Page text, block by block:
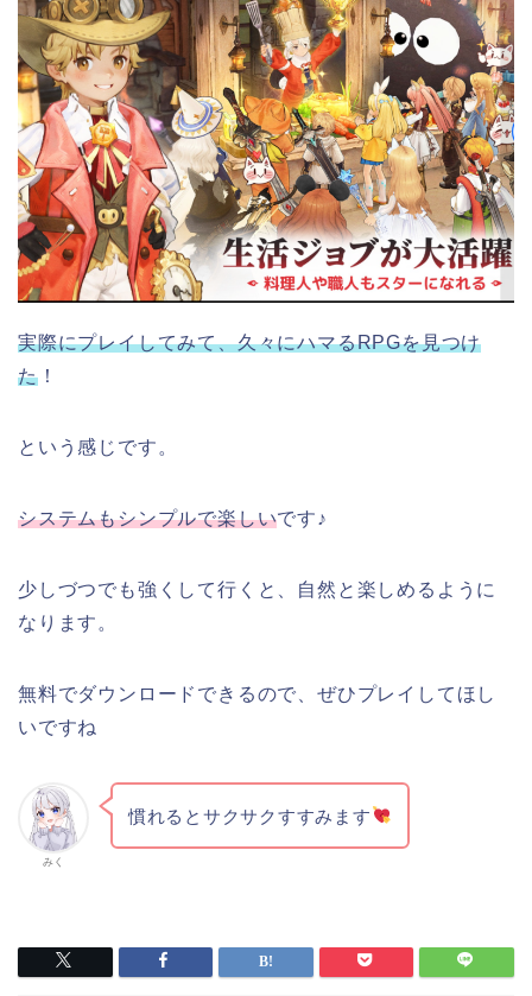
実際にプレイしてみて、久々にハマるRPGを見つけ
た！
という感じです。
システムもシンプルで楽しいです♪
少しづつでも強くして行くと、自然と楽しめるように
なります。
無料でダウンロードできるので、ぜひプレイしてほし
いですね
みく
慣れるとサクサクすすみます